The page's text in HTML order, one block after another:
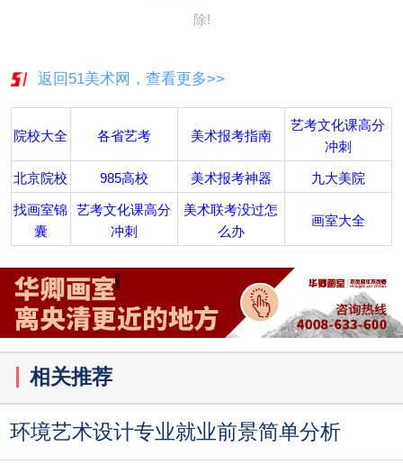
除!
返回51美术网，查看更多>>
院校大全 各省艺考 美术报考指南
艺考文化课高分
冲刺
北京院校 985高校 美术报考神器 九大美院
找画室锦
囊
艺考文化课高分
冲刺
美术联考没过怎
么办
画室大全
相关推荐
环境艺术设计专业就业前景简单分析